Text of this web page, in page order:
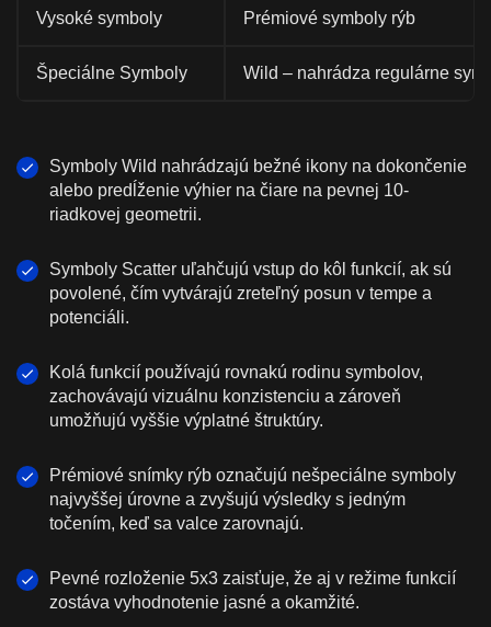
Vysoké symboly Prémiové symboly rýb
Špeciálne Symboly Wild – nahrádza regulárne
Symboly Wild nahrádzajú bežné ikony na dokončenie
alebo predĺženie výhier na čiare na pevnej 10-
riadkovej geometrii.
Symboly Scatter uľahčujú vstup do kôl funkcií, ak sú
povolené, čím vytvárajú zreteľný posun v tempe a
potenciáli.
Kolá funkcií používajú rovnakú rodinu symbolov,
zachovávajú vizuálnu konzistenciu a zároveň
umožňujú vyššie výplatné štruktúry.
Prémiové snímky rýb označujú nešpeciálne symboly
najvyššej úrovne a zvyšujú výsledky s jedným
točením, keď sa valce zarovnajú.
Pevné rozloženie 5x3 zaisťuje, že aj v režime funkcií
zostáva vyhodnotenie jasné a okamžité.